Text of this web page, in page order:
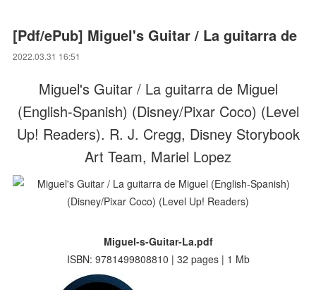
[Pdf/ePub] Miguel's Guitar / La guitarra de
2022.03.31 16:51
Miguel's Guitar / La guitarra de Miguel
(English-Spanish) (Disney/Pixar Coco) (Level
Up! Readers). R. J. Cregg, Disney Storybook
Art Team, Mariel Lopez
Miguel-s-Guitar-La.pdf
ISBN: 9781499808810 | 32 pages | 1 Mb